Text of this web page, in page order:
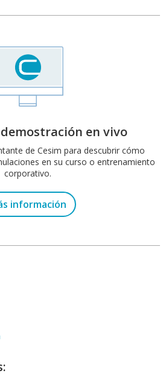
en vivo
de Cesim para descubrir cómo
en su curso o entrenamiento
corporativo.
información